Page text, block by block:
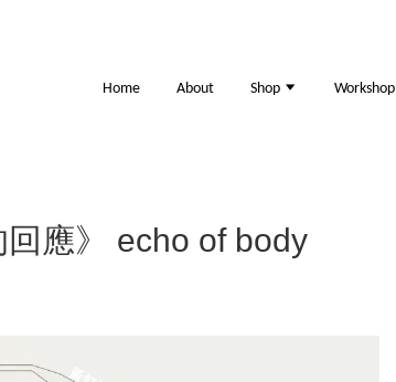
Home About Shop Workshop
應》 echo of body